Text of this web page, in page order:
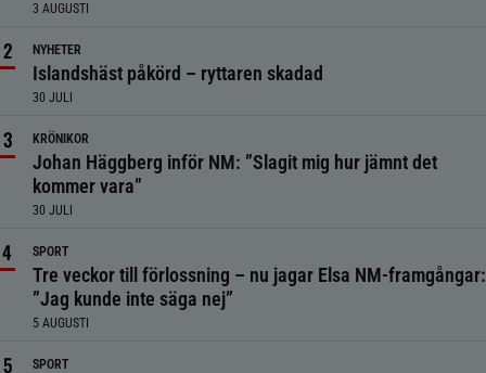
3 AUGUSTI
NYHETER
Islandshäst påkörd – ryttaren skadad
30 JULI
KRÖNIKOR
Johan Häggberg inför NM: ”Slagit mig hur jämnt det
kommer vara”
30 JULI
SPORT
Tre veckor till förlossning – nu jagar Elsa NM-framgångar:
”Jag kunde inte säga nej”
5 AUGUSTI
SPORT